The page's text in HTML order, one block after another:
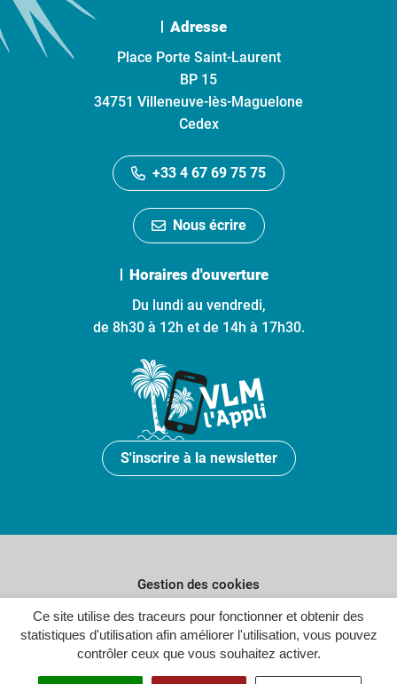
Ce site utilise des traceurs pour fonctionner et obtenir des
statistiques d'utilisation afin améliorer l'utilisation, vous pouvez
contrôler ceux que vous souhaitez activer.
Adresse
Place Porte Saint-Laurent
BP 15
34751 Villeneuve-lès-Maguelone
Cedex
+33 4 67 69 75 75
Nous écrire
Horaires d'ouverture
Du lundi au vendredi,
de 8h30 à 12h et de 14h à 17h30.
S'inscrire à la newsletter
Gestion des cookies
Plan du site
Politique de confidentialité
Crédits